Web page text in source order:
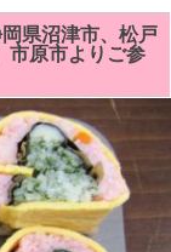
県沼津市、松戸
市原市よりご参